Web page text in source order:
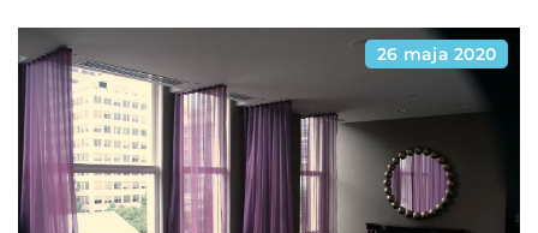
26 maja 2020